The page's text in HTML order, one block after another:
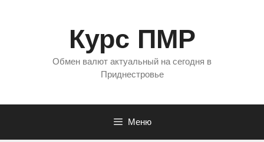
Курс ПМР
Обмен валют актуальный на сегодня в
Приднестровье
Меню